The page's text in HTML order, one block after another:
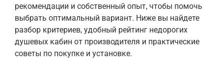
рекомендации и собственный опыт, чтобы помочь
выбрать оптимальный вариант. Ниже вы найдете
разбор критериев, удобный рейтинг недорогих
душевых кабин от производителя и практические
советы по покупке и установке.